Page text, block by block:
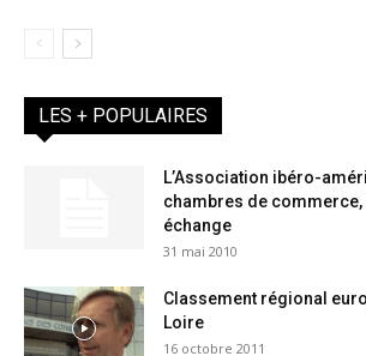
LES + POPULAIRES
L’Association ibéro-
chambres de
échange
31 mai 2010
Classement régional
Loire
16 octobre 2011